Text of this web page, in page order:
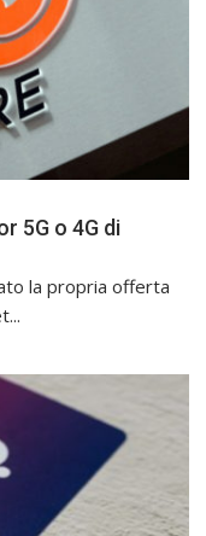
5G o 4G di
la propria offerta